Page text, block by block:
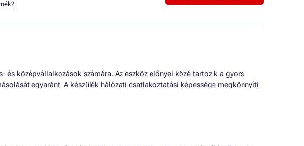
középvállalkozások számára. Az eszköz előnyei közé tartozik a gyors
egyaránt. A készülék hálózati csatlakoztatási képessége megkönnyíti